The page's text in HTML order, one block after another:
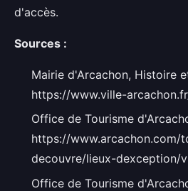
d'accès.
Sources :
Mairie d'Arcachon, Histoire
https://www.ville-
Office de Tourisme
https://www.arcachon.com/
decouvre/lieux-dexception/
Office de Tourisme